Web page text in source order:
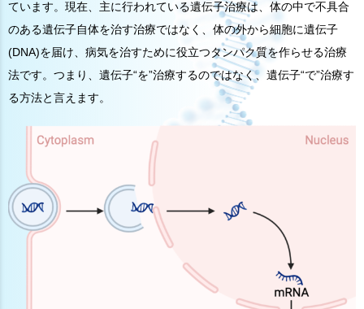
ています。現在、主に行われている遺伝子治療は、体の中で不具合
のある遺伝子自体を治す治療ではなく、体の外から細胞に遺伝子
(DNA)を届け、病気を治すために役立つタンパク質を作らせる治療
法です。つまり、遺伝子“を”治療するのではなく、遺伝子“で”治療す
る方法と言えます。